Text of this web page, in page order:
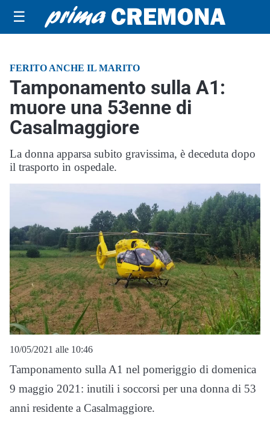
☰
FERITO ANCHE IL MARITO
Tamponamento sulla A1:
muore una 53enne di
Casalmaggiore
La donna apparsa subito gravissima, è deceduta dopo
il trasporto in ospedale.
10/05/2021 alle 10:46
Tamponamento sulla A1 nel pomeriggio di domenica
9 maggio 2021: inutili i soccorsi per una donna di 53
anni residente a Casalmaggiore.